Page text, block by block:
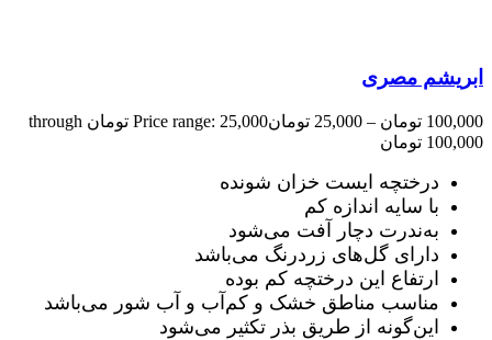
ابریشم مصری
100,000 تومان –
25,000 تومان
Price range: 25,000 تومان through
100,000 تومان
درختچه ایست خزان شونده
با سایه اندازه کم
به‌ندرت دچار آفت می‌شود
دارای گل‌های زردرنگ می‌باشد
ارتفاع این درختچه کم بوده
مناسب مناطق خشک و کم‌آب و آب شور می‌باشد
این‌گونه از طریق بذر تکثیر می‌شود